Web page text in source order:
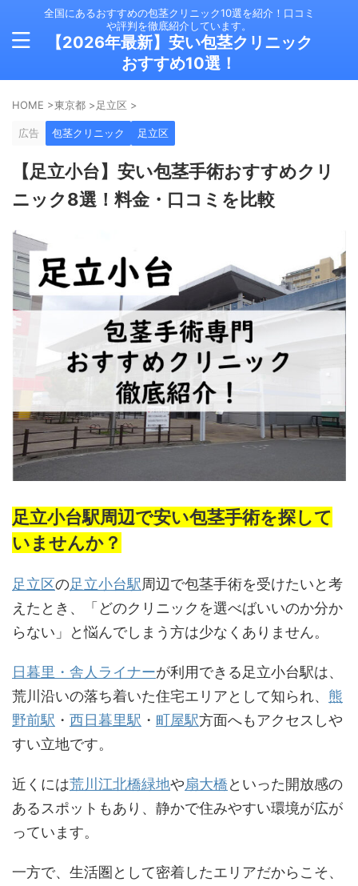
全国にあるおすすめの包茎クリニック10選を紹介！口コミ
や評判を徹底紹介しています。
【2026年最新】安い包茎クリニック
おすすめ10選！
HOME >東京都 >足立区 >
広告 包茎クリニック 足立区
【足立小台】安い包茎手術おすすめクリ
ニック8選！料金・口コミを比較
足立小台駅周辺で安い包茎手術を探して
いませんか？
足立区の足立小台駅周辺で包茎手術を受けたいと考
えたとき、「どのクリニックを選べばいいのか分か
らない」と悩んでしまう方は少なくありません。
日暮里・舎人ライナーが利用できる足立小台駅は、
荒川沿いの落ち着いた住宅エリアとして知られ、 熊
野前駅 ・ 西日暮里駅 ・ 町屋駅方面へもアクセスしや
すい立地です。
近くには荒川江北橋緑地や扇大橋といった開放感の
あるスポットもあり、静かで住みやすい環境が広が
っています。
一方で、生活圏として密着したエリアだからこそ、